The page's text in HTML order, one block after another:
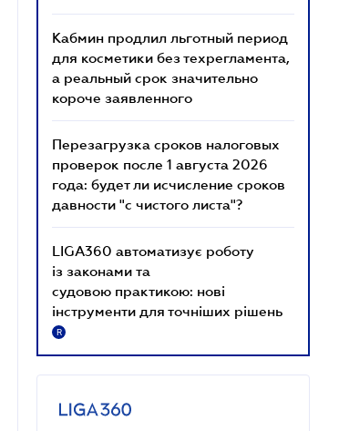
Кабмин продлил льготный период
для косметики без техрегламента,
а реальный срок значительно
короче заявленного
Перезагрузка сроков налоговых
проверок после 1 августа 2026
года: будет ли исчисление сроков
давности "с чистого листа"?
LIGA360 автоматизує роботу
із законами та
судовою практикою: нові
інструменти для точніших рішень
R